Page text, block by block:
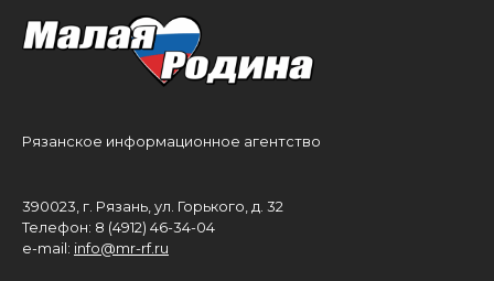
Рязанское информационное агентство
390023, г. Рязань, ул. Горького, д. 32
Телефон: 8 (4912) 46-34-04
e-mail: info@mr-rf.ru